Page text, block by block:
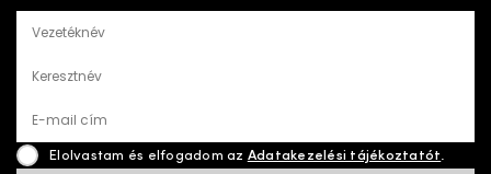
Vezetéknév
Keresztnév
E-mail cím
Elolvastam és elfogadom az Adatakezelési tájékoztatót.